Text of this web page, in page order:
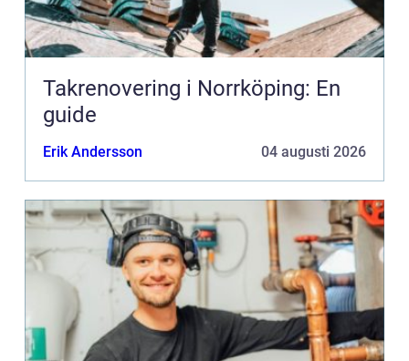
Takrenovering i Norrköping: En
guide
Erik Andersson 04 augusti 2026